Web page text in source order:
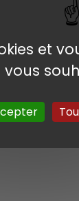
et
vous